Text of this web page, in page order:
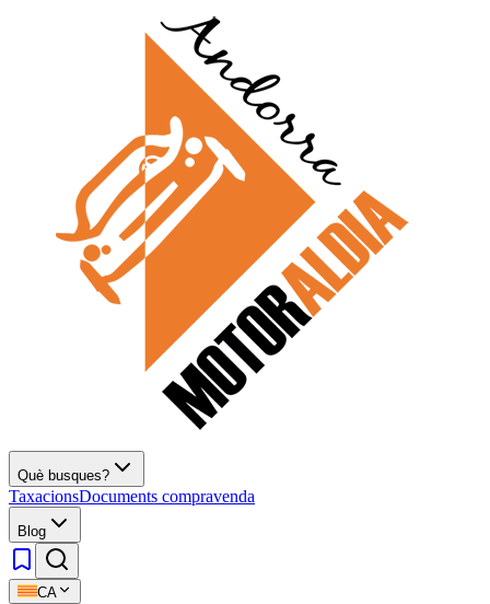
Què busques?
TaxacionsDocuments compravenda
Blog
CA